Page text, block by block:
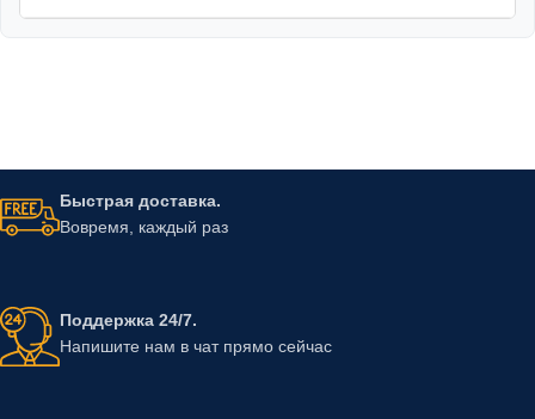
Быстрая доставка.
Вовремя, каждый раз
Поддержка 24/7.
Напишите нам в чат прямо сейчас